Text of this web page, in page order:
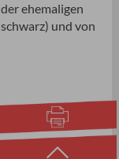
ehemaligen
und von